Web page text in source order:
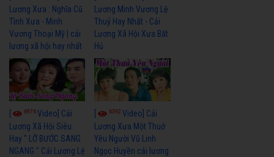
Lương Xưa : Nghĩa Cũ
Tình Xưa - Minh
Vương Thoại Mỹ | cải
lương xã hội hay nhất
Lương Minh Vương Lệ
Thuỷ Hay Nhất - Cải
Lương Xã Hội Xưa Bất
Hủ
6976Video] Cải
Lương Xã Hội Siêu
Hay " LỠ BƯỚC SANG
NGANG " Cải Lương Lệ
6392Video] Cải
Lương Xưa Một Thuở
Yêu Người Vũ Linh
Ngọc Huyền cải lương